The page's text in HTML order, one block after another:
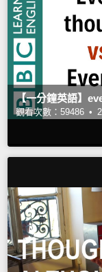
【一分鐘英語】
觀看次數：59486 •